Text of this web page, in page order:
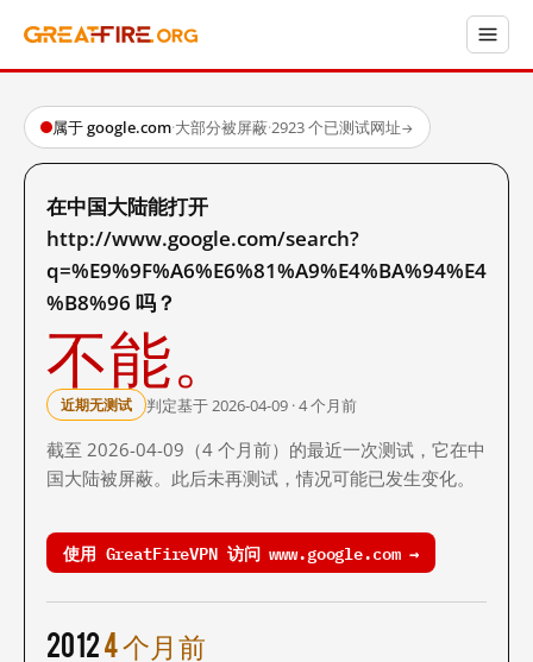
属于 google.com·大部分被屏蔽·2923 个已测试网址→
在中国大陆能打开
http://www.google.com/search?
q=%E9%9F%A6%E6%81%A9%E4%BA%94%E4
%B8%96 吗？
不能。
近期无测试 判定基于 2026-04-09 · 4 个月前
截至 2026-04-09（4 个月前）的最近一次测试，它在中
国大陆被屏蔽。此后未再测试，情况可能已发生变化。
使用 GreatFireVPN 访问 www.google.com →
20124 个月前